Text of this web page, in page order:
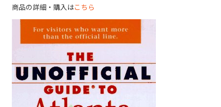
商品の詳細・購入はこちら